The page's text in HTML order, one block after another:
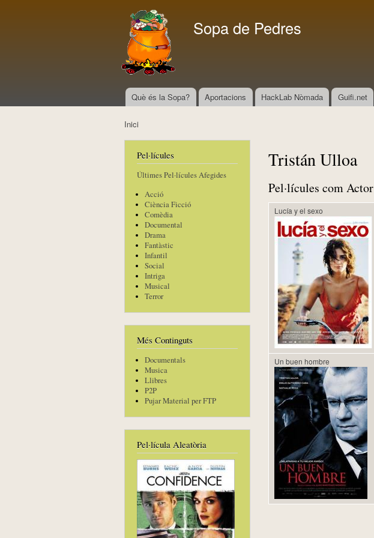
Sopa de Pedres
Menú principal
Què és la Sopa? Aportacions HackLab Nòmada Guifi.net
Inici
Pel·lícules
Últimes Pel·lícules Afegides
Acció
Ciència Ficció
Comèdia
Documental
Drama
Fantàstic
Infantil
Social
Intriga
Musical
Terror
Més Continguts
Documentals
Musica
Llibres
P2P
Pujar Material per FTP
Pel·lícula Aleatòria
Tristán Ulloa
Pel·lícules com Actor
Lucía y el sexo
Un buen hombre